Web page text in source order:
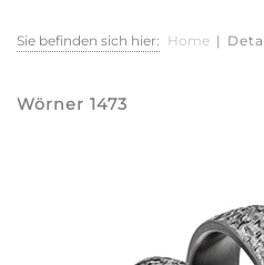
Sie befinden sich hier: Home |
Wörner 1473